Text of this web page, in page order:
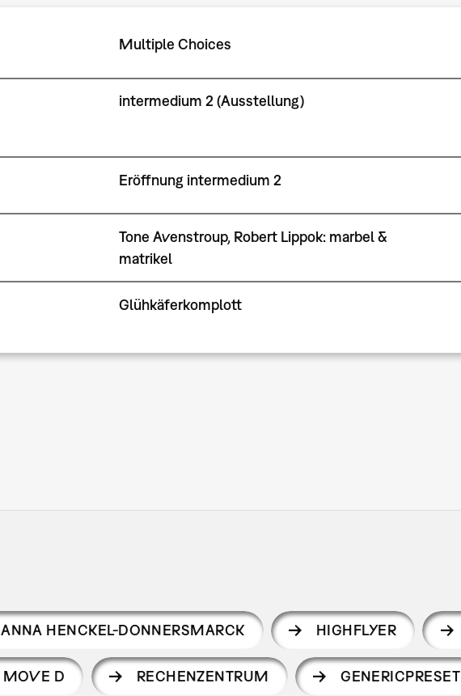
Multiple Choices
intermedium 2 (Ausstellung)
Eröffnung intermedium 2
Tone Avenstroup, Robert Lippok: marbel &
matrikel
Glühkäferkomplott
ANNA HENCKEL-DONNERSMARCK HIGHFLYER
MOVE D RECHENZENTRUM GENERICPRESET